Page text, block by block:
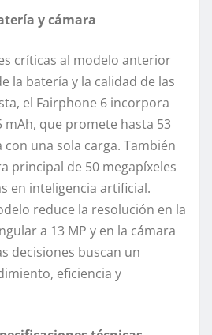
y cámara
críticas al modelo anterior
la batería y la calidad de las
el Fairphone 6 incorpora
mAh, que promete hasta 53
una sola carga. También
principal de 50 megapíxeles
en inteligencia artificial.
reduce la resolución en la
a 13 MP y en la cámara
decisiones buscan un
eficiencia y